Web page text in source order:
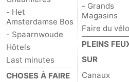
- Het
Amsterdamse Bos
- Spaarnwoude
Hôtels
Last minutes
CHOSES À FAIRE
- Grands
Magasins
Faire du vélo
PLEINS
SUR
Canaux